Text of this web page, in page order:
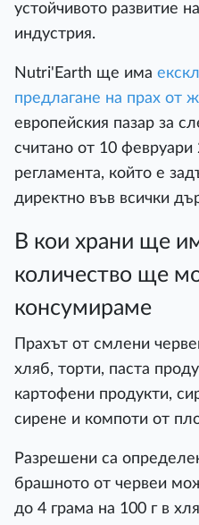
устойчивото развитие
индустрия.
Nutri'Earth ще има
предлагане на прах от
европейския пазар за
считано от 10 февруари
регламента, който е
директно във всички
В кои храни ще
количество ще
консумираме
Прахът от смлени
хляб, торти, паста
картофени продукти,
сирене и компоти от
Разрешени са
брашното от червеи
до 4 грама на 100 г в